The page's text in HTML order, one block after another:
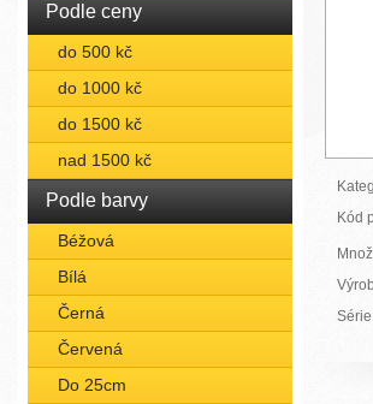
Podle ceny
do 500 kč
do 1000 kč
do 1500 kč
nad 1500 kč
Podle barvy
Béžová
Bílá
Černá
Červená
Do 25cm
Kód